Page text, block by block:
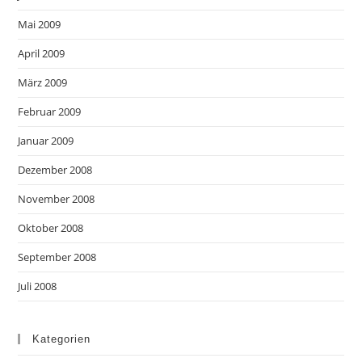
Mai 2009
April 2009
März 2009
Februar 2009
Januar 2009
Dezember 2008
November 2008
Oktober 2008
September 2008
Juli 2008
Kategorien